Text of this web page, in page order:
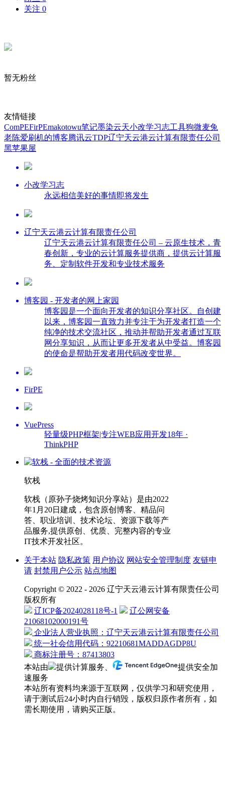
关注 0
暂无粉丝
友情链接
ComPEFirPEmakotowu笔记墨染云天小改学习志工具狗微麦兔
老陈爱刷机的博客腾讯云TDP辽宁天云港云计算有限责任公司
黑苹果屋
小改学习志
永远相信美好的事情即将发生
辽宁天云港云计算有限责任公司
辽宁天云港云计算有限责任公司 – 云原生技术，青
春创新，专业的云计算服务提供商，提供云计算服
务、定制软件开发和专业技术服务
博客园 - 开发者的网上家园
博客园是一个面向开发者的知识分享社区。自创建
以来，博客园一直致力并专注于为开发者打造一个
纯净的技术交流社区，推动并帮助开发者通过互联
网分享知识，从而让更多开发者从中受益。博客园
的使命是帮助开发者用代码改变世界。
FirPE
VuePress
轻量级PHP框架|专注WEB应用开发18年 ·
ThinkPHP
软栈
软栈（原孙子烧烤知识分享站）是由2022
年1月20日建成，包含原创博客、精品问
答、职业培训、技术论坛、资源下载等产
品服务,提供原创、优质、完整内容的专业
IT技术开发社区。
关于本站 隐私政策 用户协议 网站安全管理制度 友链申
请 封禁用户公示 站点地图
Copyright © 2022 - 2026 辽宁天云港云计算有限责任公司
版权所有
辽ICP备2024028118号-1
辽公网安备
21068102000191号
企业法人营业执照：辽宁天云港云计算有限责任公司
统一社会信用代码：92210681MADDAGDP8U
商标注册号：87413803
本站由
提供计算服务、
提供安全加
速服务
本站所有资料均来源于互联网，仅供学习和研究使用，
请于测试后24小时内自行销毁，版权归原作者所有，如
需长期使用，请购买正版。